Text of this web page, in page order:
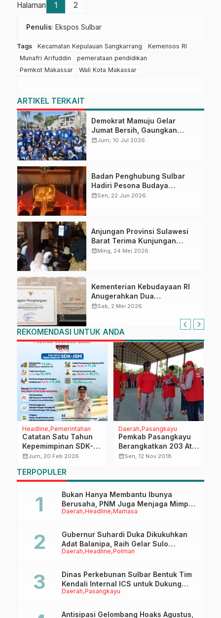
Halaman 1 2
Penulis: Ekspos Sulbar
Tags Kecamatan Kepulauan Sangkarrang
Kemensos RI
Munafri Arifuddin
pemerataan pendidikan
Pemkot Makassar
Wali Kota Makassar
ARTIKEL TERKAIT
Demokrat Mamuju Gelar
Jumat Bersih, Gaungkan
Gerakan Langit Biru Indonesia
calendar_monthJum, 10 Jul 2026
Badan Penghubung Sulbar
Hadiri Pesona Budaya
Kabupaten Sleman 2026,
calendar_monthSen, 22 Jun 2026
Anjungan Provinsi Sulawesi
Barat Terima Kunjungan
Edukasi Budaya Rombongan
calendar_monthMing, 24 Mei 2026
Kementerian Kebudayaan RI
Anugerahkan Dua
Penghargaan untuk Anjungan
calendar_monthSab, 2 Mei 2026
REKOMENDASI UNTUK ANDA
Headline Pemerintahan
Catatan Satu Tahun
Kepemimpinan SDK-
JSM, Suhardi Duka:
Almarhum Wagub Jadi
Kekuatan, Kita
Lanjutkan Perjuangan
calendar_monthJum, 20 Feb 2026
Daerah Pasangkayu
Pemkab Pasangkayu
Berangkatkan 203 Atlit
Porprov
calendar_monthSen, 12 Nov 2018
TERPOPULER
Daerah Headline Mamasa
Bukan Hanya Membantu Ibunya
Berusaha, PNM Juga Menjaga Mimpi
Anaknya Untuk Menggapai Cita-Cita
Daerah Headline Polman
Gubernur Suhardi Duka Dikukuhkan
Adat Balanipa, Raih Gelar Sulo
Tappidena
Daerah Pasangkayu
Dinas Perkebunan Sulbar Bentuk Tim
Kendali Internal ICS untuk Dukung
Sertifikasi ISPO Pekebun di
Antisipasi Gelombang Hoaks Agustus,